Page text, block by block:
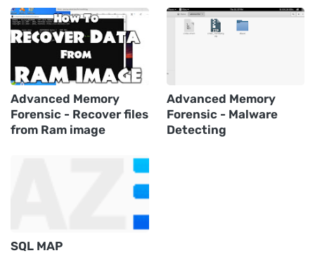
Advanced Memory
Forensic - Recover files
from Ram image
Advanced Memory
Forensic - Malware
Detecting
SQL MAP